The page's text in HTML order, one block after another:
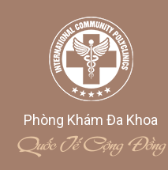
Phòng Khám Đa Khoa
Quốc Tế Cộng Đồng